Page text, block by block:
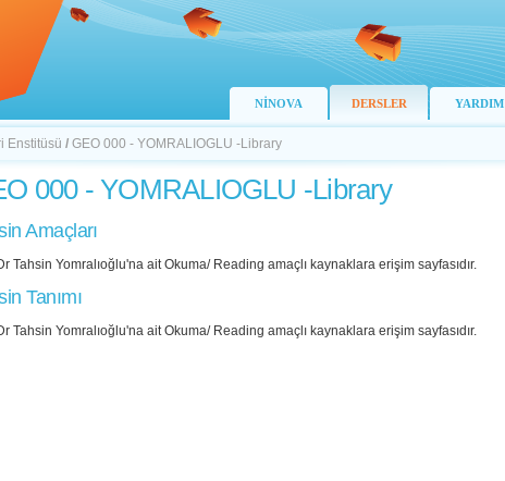
NİNOVA DERSLER YARDIM
Enstitüsü / GEO 000 - YOMRALIOGLU -Library
000 - YOMRALIOGLU -Library
Amaçları
Tahsin Yomralıoğlu'na ait Okuma/ Reading amaçlı kaynaklara erişim sayfasıdır.
Tanımı
Tahsin Yomralıoğlu'na ait Okuma/ Reading amaçlı kaynaklara erişim sayfasıdır.